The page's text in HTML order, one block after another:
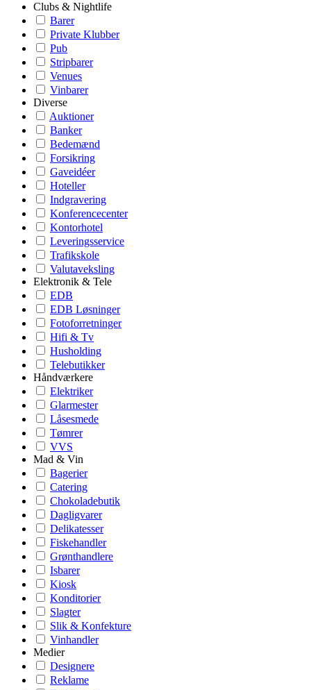
Clubs & Nightlife
Barer
Private Klubber
Pub
Stripbarer
Venues
Vinbarer
Diverse
Auktioner
Banker
Bedemænd
Forsikring
Gaveidéer
Hoteller
Indgravering
Konferencecenter
Kontorhotel
Leveringsservice
Trafikskole
Valutaveksling
Elektronik & Tele
EDB
EDB Løsninger
Fotoforretninger
Hifi & Tv
Husholding
Telebutikker
Håndværkere
Elektriker
Glarmester
Låsesmede
Tømrer
VVS
Mad & Vin
Bagerier
Catering
Chokoladebutik
Dagligvarer
Delikatesser
Fiskehandler
Grønthandlere
Isbarer
Kiosk
Konditorier
Slagter
Slik & Konfekture
Vinhandler
Medier
Designere
Reklame